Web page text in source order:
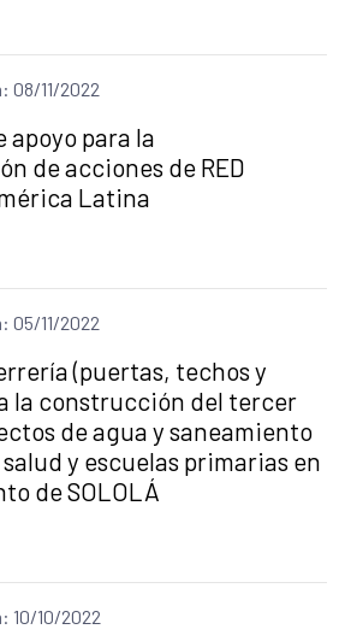
08/11/2022
apoyo para la
de acciones de RED
Latina
05/11/2022
(puertas, techos y
la construcción del tercer
de agua y saneamiento
y escuelas primarias en
de SOLOLÁ
10/10/2022